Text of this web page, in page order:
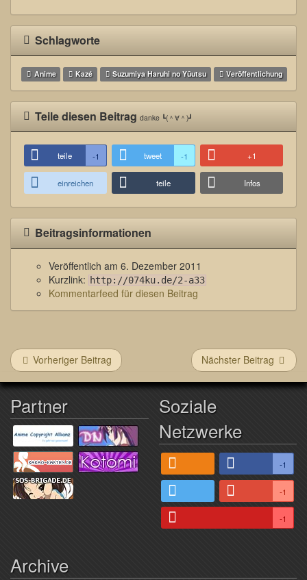
Schlagworte
Anime Kazé Suzumiya Haruhi no Yūutsu Veröffentlichung
Teile diesen Beitragdanke ┗(＾∀＾)┛
teile -1 tweet -1 +1
einreichen teile Infos
Beitragsinformationen
Veröffentlich am 6. Dezember 2011
Kurzlink: http://074ku.de/2-a33
Kommentarfeed für diesen Beitrag
Vorheriger Beitrag Nächster Beitrag
Partner
Soziale
Netzwerke
-1
-1
-1
Archive